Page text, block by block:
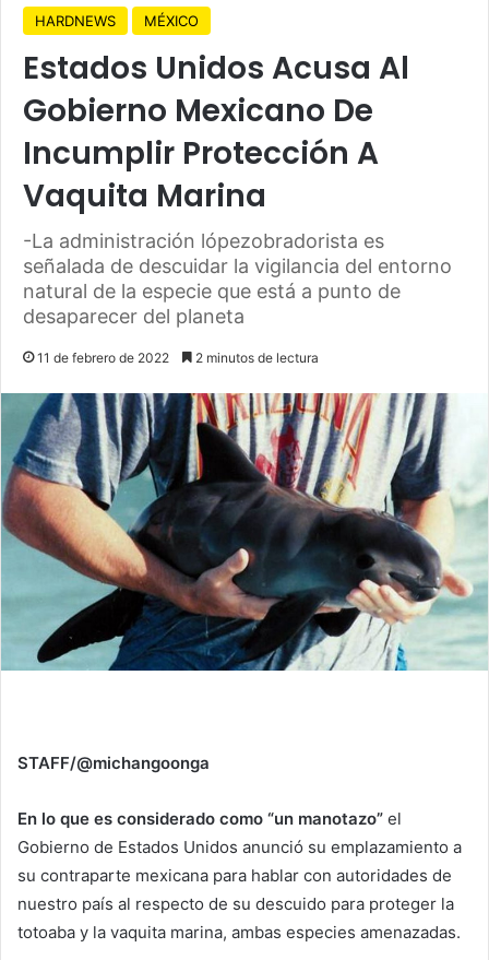
HARDNEWS MÉXICO
Estados Unidos Acusa Al
Gobierno Mexicano De
Incumplir Protección A
Vaquita Marina
-La administración lópezobradorista es
señalada de descuidar la vigilancia del entorno
natural de la especie que está a punto de
desaparecer del planeta
11 de febrero de 2022 2 minutos de lectura
STAFF/@michangoonga
En lo que es considerado como “un manotazo” el
Gobierno de Estados Unidos anunció su emplazamiento a
su contraparte mexicana para hablar con autoridades de
nuestro país al respecto de su descuido para proteger la
totoaba y la vaquita marina, ambas especies amenazadas.